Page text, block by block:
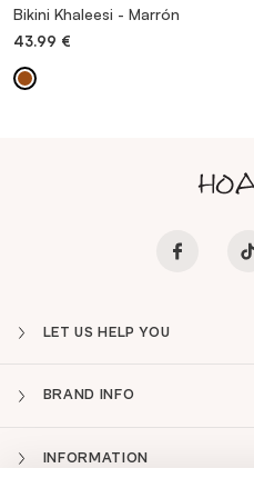
Bikini Khaleesi - Marrón
43.99 €
LET US HELP YOU
BRAND INFO
INFORMATION